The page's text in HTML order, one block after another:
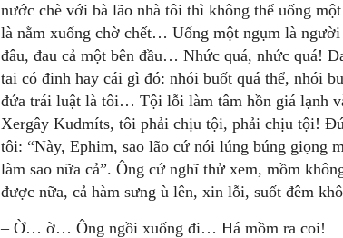
nước chè với bà lão nhà tôi thì không thể uống
là nằm xuống chờ chết… Uống một ngụm là
đâu, đau cả một bên đầu… Nhức quá, nhức quá!
tai có đinh hay cái gì đó: nhói buốt quá thể, nhói
đứa trái luật là tôi… Tội lỗi làm tâm hồn giá lạnh
Xergây Kudmíts, tôi phải chịu tội, phải chịu tội!
tôi: “Này, Ephim, sao lão cứ nói lúng búng giọng
làm sao nữa cả”. Ông cứ nghĩ thử xem, mồm
được nữa, cả hàm sưng ù lên, xin lỗi, suốt đêm
– Ờ… ờ… Ông ngồi xuống đi… Há mồm ra coi!